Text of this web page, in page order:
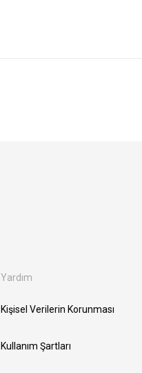
Yardım
Kişisel Verilerin Korunması
Kullanım Şartları